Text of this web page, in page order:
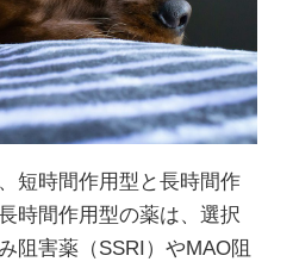
短時間作用型と長時間作
時間作用型の薬は、選択
阻害薬（SSRI）やMAO阻